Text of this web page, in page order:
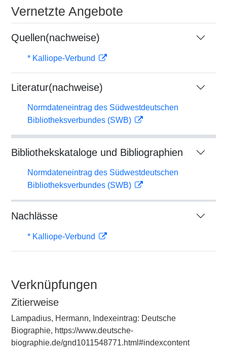
Vernetzte Angebote
Quellen(nachweise)
* Kalliope-Verbund
Literatur(nachweise)
Normdateneintrag des Südwestdeutschen
Bibliotheksverbundes (SWB)
Bibliothekskataloge und Bibliographien
Normdateneintrag des Südwestdeutschen
Bibliotheksverbundes (SWB)
Nachlässe
* Kalliope-Verbund
Verknüpfungen
Zitierweise
Lampadius, Hermann, Indexeintrag: Deutsche
Biographie, https://www.deutsche-
biographie.de/gnd1011548771.html#indexcontent